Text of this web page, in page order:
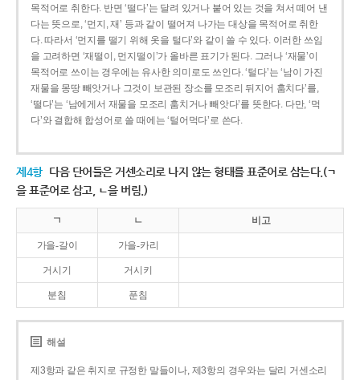
목적어로 취한다. 반면 ‘떨다’는 달려 있거나 붙어 있는 것을 쳐서 떼어 낸
다는 뜻으로, ‘먼지, 재’ 등과 같이 떨어져 나가는 대상을 목적어로 취한
다. 따라서 ‘먼지를 떨기 위해 옷을 털다’와 같이 쓸 수 있다. 이러한 쓰임
을 고려하면 ‘재떨이, 먼지떨이’가 올바른 표기가 된다. 그러나 ‘재물’이
목적어로 쓰이는 경우에는 유사한 의미로도 쓰인다. ‘털다’는 ‘남이 가진
재물을 몽땅 빼앗거나 그것이 보관된 장소를 모조리 뒤지어 훔치다’를,
‘떨다’는 ‘남에게서 재물을 모조리 훔치거나 빼앗다’를 뜻한다. 다만, ‘먹
다’와 결합해 합성어로 쓸 때에는 ‘털어먹다’로 쓴다.
제4항 다음 단어들은 거센소리로 나지 않는 형태를 표준어로 삼는다.(ㄱ
을 표준어로 삼고, ㄴ을 버림.)
ㄱ ㄴ 비고
가을-갈이 가을-카리
거시기 거시키
분침 푼침
해설
제3항과 같은 취지로 규정한 말들이나, 제3항의 경우와는 달리 거센소리